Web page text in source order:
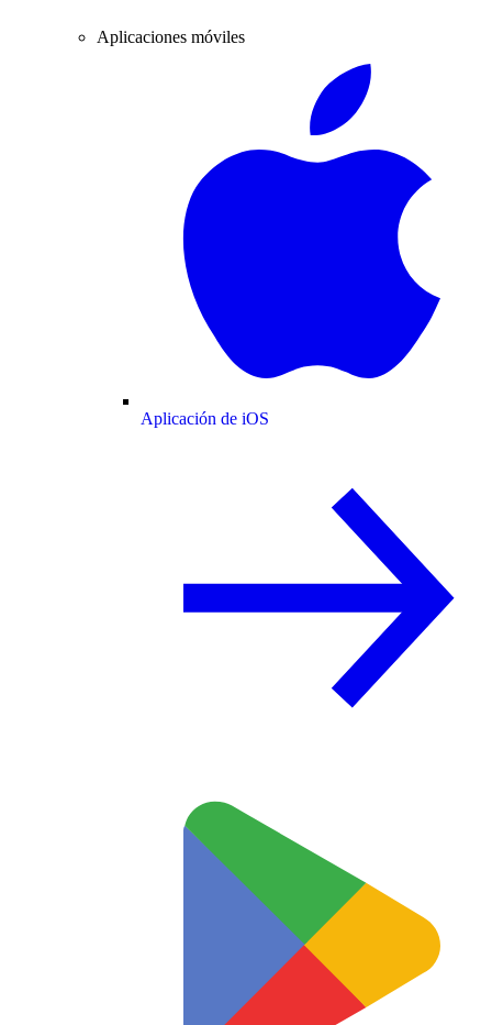
Aplicaciones móviles
Aplicación de iOS